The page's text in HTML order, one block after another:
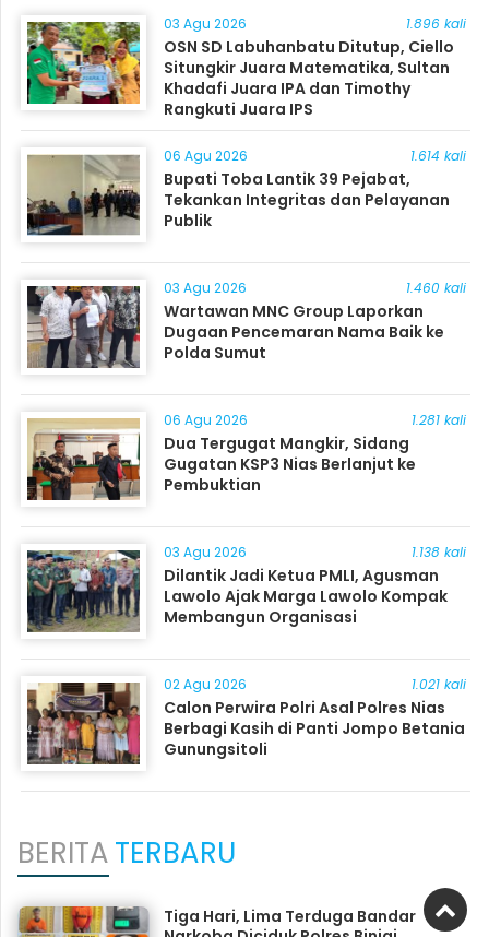
03 Agu 2026 1.896 kali
OSN SD Labuhanbatu Ditutup, Ciello
Situngkir Juara Matematika, Sultan
Khadafi Juara IPA dan Timothy
Rangkuti Juara IPS
06 Agu 2026 1.614 kali
Bupati Toba Lantik 39 Pejabat,
Tekankan Integritas dan Pelayanan
Publik
03 Agu 2026 1.460 kali
Wartawan MNC Group Laporkan
Dugaan Pencemaran Nama Baik ke
Polda Sumut
06 Agu 2026 1.281 kali
Dua Tergugat Mangkir, Sidang
Gugatan KSP3 Nias Berlanjut ke
Pembuktian
03 Agu 2026 1.138 kali
Dilantik Jadi Ketua PMLI, Agusman
Lawolo Ajak Marga Lawolo Kompak
Membangun Organisasi
02 Agu 2026 1.021 kali
Calon Perwira Polri Asal Polres Nias
Berbagi Kasih di Panti Jompo Betania
Gunungsitoli
BERITATERBARU
Tiga Hari, Lima Terduga Bandar